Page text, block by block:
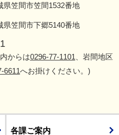
県笠間市笠間1532番地
県笠間市下郷5140番地
からは0296-77-1101 、岩間地区
6611へお掛けください。)
各課ご案内